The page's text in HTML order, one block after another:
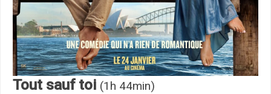
Tout sauf toi (1h 44min)